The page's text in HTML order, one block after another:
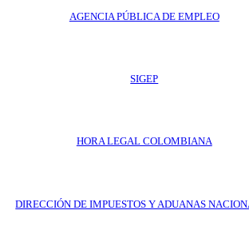
AGENCIA PÚBLICA DE EMPLEO
SIGEP
HORA LEGAL COLOMBIANA
DIRECCIÓN DE IMPUESTOS Y ADUANAS